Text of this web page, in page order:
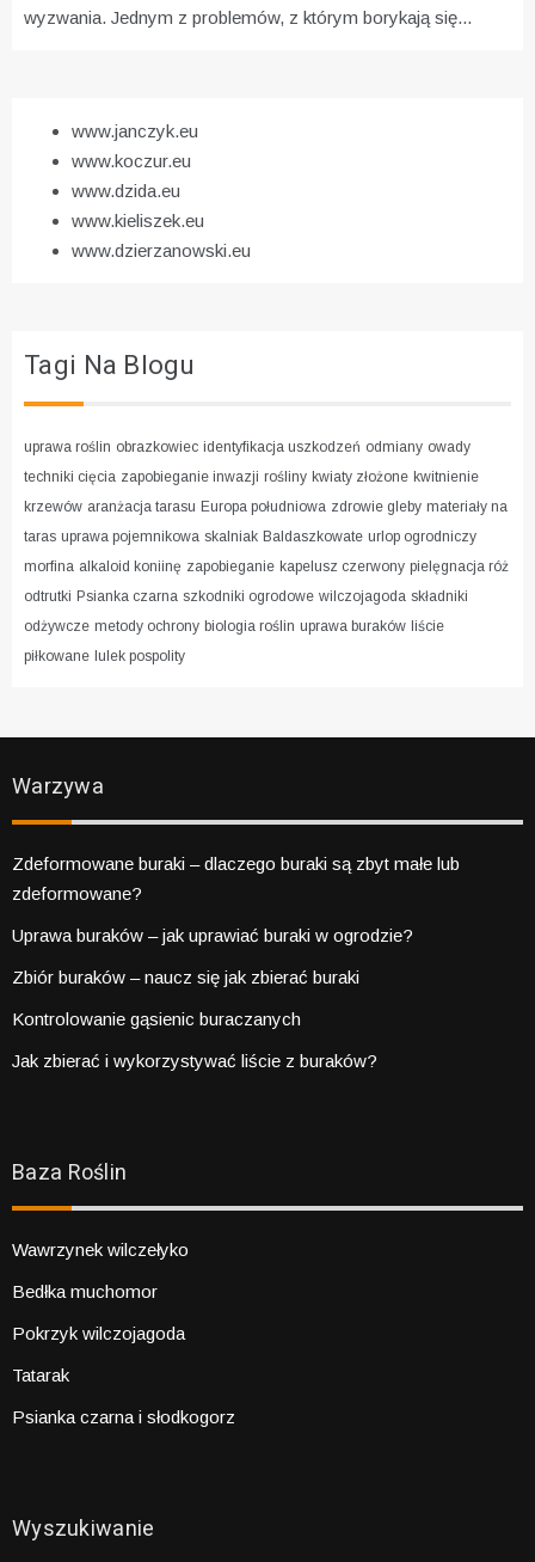
wyzwania. Jednym z problemów, z którym borykają się...
www.janczyk.eu
www.koczur.eu
www.dzida.eu
www.kieliszek.eu
www.dzierzanowski.eu
Tagi Na Blogu
uprawa roślin obrazkowiec identyfikacja uszkodzeń odmiany owady
techniki cięcia zapobieganie inwazji rośliny kwiaty złożone kwitnienie
krzewów aranżacja tarasu Europa południowa zdrowie gleby materiały na
taras uprawa pojemnikowa skalniak Baldaszkowate urlop ogrodniczy
morfina alkaloid koniinę zapobieganie kapelusz czerwony pielęgnacja róż
odtrutki Psianka czarna szkodniki ogrodowe wilczojagoda składniki
odżywcze metody ochrony biologia roślin uprawa buraków liście
piłkowane lulek pospolity
Warzywa
Zdeformowane buraki – dlaczego buraki są zbyt małe lub
zdeformowane?
Uprawa buraków – jak uprawiać buraki w ogrodzie?
Zbiór buraków – naucz się jak zbierać buraki
Kontrolowanie gąsienic buraczanych
Jak zbierać i wykorzystywać liście z buraków?
Baza Roślin
Wawrzynek wilczełyko
Bedłka muchomor
Pokrzyk wilczojagoda
Tatarak
Psianka czarna i słodkogorz
Wyszukiwanie